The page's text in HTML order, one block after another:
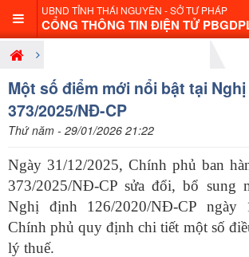
UBND TỈNH THÁI NGUYÊN - SỞ TƯ PHÁP
CỔNG THÔNG TIN ĐIỆN TỬ
Giới thiệu nội dung pháp luật mới
Một số điểm mới nổi bật tại
373/2025/NĐ-CP
Thứ năm - 29/01/2026 21:22
Ngày 31/12/2025, Chính phủ ban
373/2025/NĐ-CP sửa đổi, bổ sung
Nghị định 126/2020/NĐ-CP ngày
Chính phủ quy định chi tiết một số
lý thuế.